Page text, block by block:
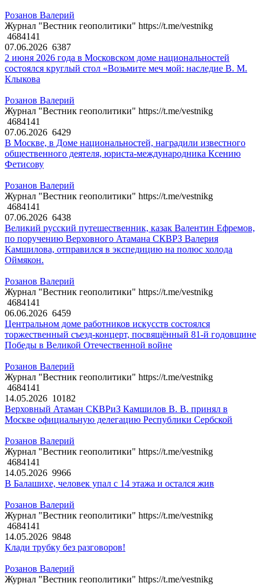
Розанов Валерий
Журнал "Вестник геополитики" https://t.me/vestnikg
4684141
07.06.2026 6387
2 июня 2026 года в Московском доме национальностей
состоялся круглый стол «Возьмите меч мой: наследие В. М.
Клыкова
Розанов Валерий
Журнал "Вестник геополитики" https://t.me/vestnikg
4684141
07.06.2026 6429
В Москве, в Доме национальностей, наградили известного
общественного деятеля, юриста-международника Ксению
Фетисову
Розанов Валерий
Журнал "Вестник геополитики" https://t.me/vestnikg
4684141
07.06.2026 6438
Великий русский путешественник, казак Валентин Ефремов,
по поручению Верховного Атамана СКВРЗ Валерия
Камшилова, отправился в экспедицию на полюс холода
Оймякон.
Розанов Валерий
Журнал "Вестник геополитики" https://t.me/vestnikg
4684141
06.06.2026 6459
Центральном доме работников искусств состоялся
торжественный съезд-концерт, посвящённый 81-й годовщине
Победы в Великой Отечественной войне
Розанов Валерий
Журнал "Вестник геополитики" https://t.me/vestnikg
4684141
14.05.2026 10182
Верховный Атаман СКВРиЗ Камшилов В. В. принял в
Москве официальную делегацию Республики Сербской
Розанов Валерий
Журнал "Вестник геополитики" https://t.me/vestnikg
4684141
14.05.2026 9966
В Балашихе, человек упал с 14 этажа и остался жив
Розанов Валерий
Журнал "Вестник геополитики" https://t.me/vestnikg
4684141
14.05.2026 9848
Клади трубку без разговоров!
Розанов Валерий
Журнал "Вестник геополитики" https://t.me/vestnikg